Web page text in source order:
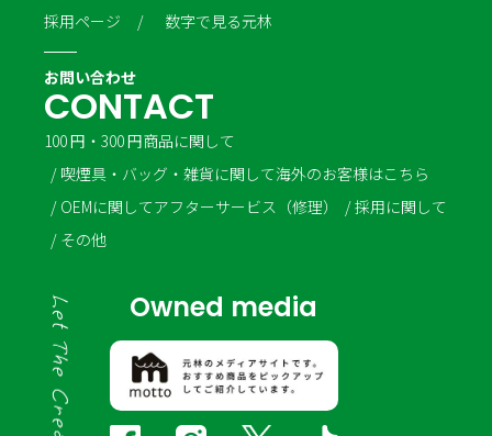
採用ページ 数字で見る元林
お問い合わせ
CONTACT
100 円・300 円商品に関して
喫煙具・バッグ・雑貨に関して海外のお客様はこちら
OEMに関してアフターサービス（修理）
採用に関して
その他
Owned media